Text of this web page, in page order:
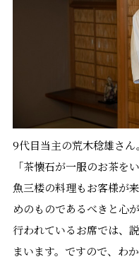
9代目当主の荒木稔雄さん。
「茶懐石が一服のお茶を
魚三楼の料理もお客様が
めのものであるべきと心
行われているお席では、
まいます。ですので、わ